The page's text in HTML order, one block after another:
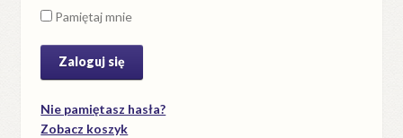
Pamiętaj mnie
Nie pamiętasz hasła?
Zobacz koszyk